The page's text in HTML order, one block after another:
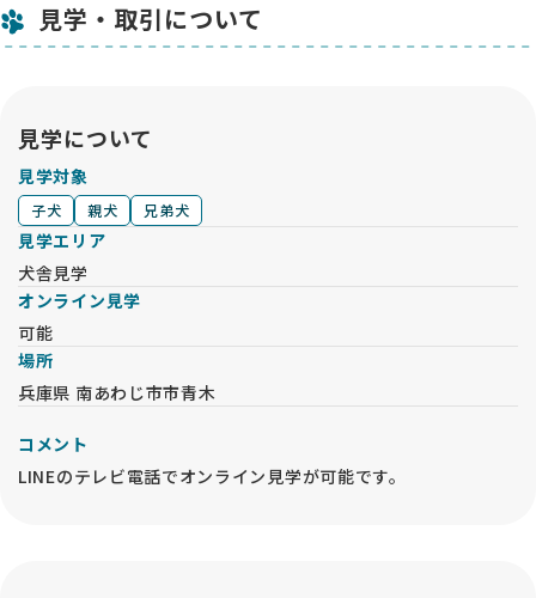
見学・取引について
見学について
見学対象
子犬 親犬 兄弟犬
見学エリア
犬舎見学
オンライン見学
可能
場所
兵庫県 南あわじ市市青木
コメント
LINEのテレビ電話でオンライン見学が可能です。